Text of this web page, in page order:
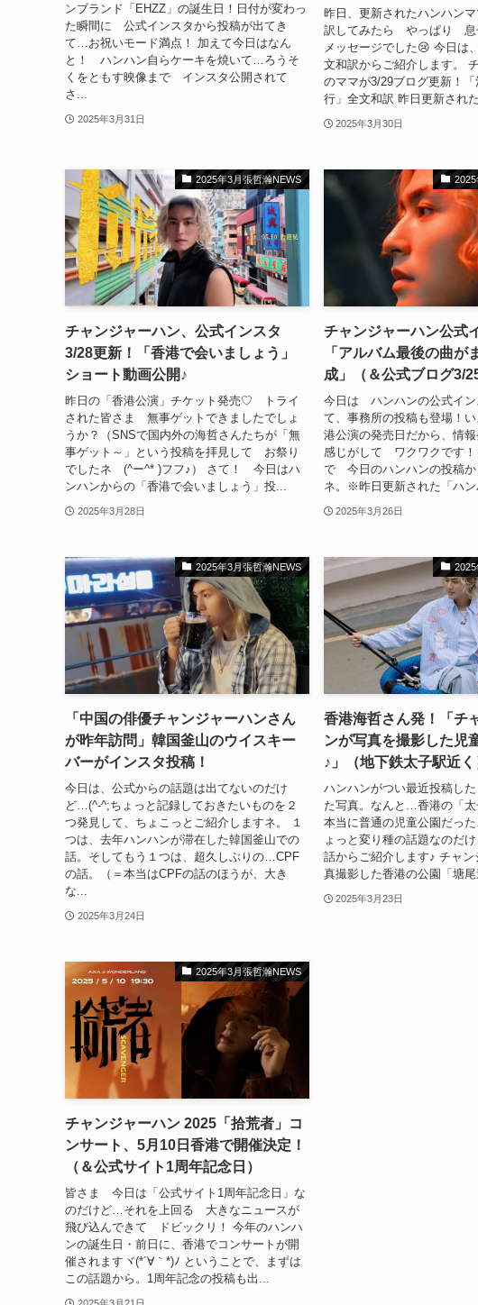
ンブランド「EHZZ」の誕生日！日付が変わっ
た瞬間に 公式インスタから投稿が出てき
て…お祝いモード満点！ 加えて今日はなん
と！ ハンハン自らケーキを焼いて…ろうそ
くをともす映像まで インスタ公開されて
さ...
2025年3月31日
昨日、更新されたハンハン
訳してみたら やっぱり 息
メッセージでした😢 今日は
文和訳からご紹介します。
のママが3/29ブログ更新！
行」全文和訳 昨日更新された
2025年3月30日
2025年3月張哲瀚NEWS
チャンジャーハン、公式インスタ
3/28更新！「香港で会いましょう」
ショート動画公開♪
昨日の「香港公演」チケット発売♡ トライ
された皆さま 無事ゲットできましたでしょ
うか？（SNSで国内外の海哲さんたちが「無
事ゲット～」という投稿を拝見して お祭り
でしたネ (^ー^* )フフ♪） さて！ 今日はハ
ンハンからの「香港で会いましょう」投...
2025年3月28日
チャンジャーハン公式
「アルバム最後の曲が
成」（＆公式ブログ3/
今日は ハンハンの公式イン
て、事務所の投稿も登場！
港公演の発売日だから、情
感じがして ワクワクです！
で 今日のハンハンの投稿か
ネ。※昨日更新された「ハン
2025年3月26日
2025年3月張哲瀚NEWS
「中国の俳優チャンジャーハンさん
が昨年訪問」韓国釜山のウイスキー
バーがインスタ投稿！
今日は、公式からの話題は出てないのだけ
ど…(^-^;ちょっと記録しておきたいものを２
つ発見して、ちょこっとご紹介しますネ。 １
つは、去年ハンハンが滞在した韓国釜山での
話。そしてもう１つは、超久しぶりの…CPF
の話。（＝本当はCPFの話のほうが、大き
な...
2025年3月24日
香港海哲さん発！「チ
ンが写真を撮影した児
♪」（地下鉄太子駅近く
ハンハンがつい最近投稿し
た写真。なんと…香港の「
本当に普通の児童公園だっ
ょっと変り種の話題なのだ
話からご紹介します♪ チャン
真撮影した香港の公園「塘尾
2025年3月23日
2025年3月張哲瀚NEWS
チャンジャーハン 2025「拾荒者」コ
ンサート、5月10日香港で開催決定！
（＆公式サイト1周年記念日）
皆さま 今日は「公式サイト1周年記念日」な
のだけど…それを上回る 大きなニュースが
飛び込んできて ドビックリ！ 今年のハンハ
ンの誕生日・前日に、香港でコンサートが開
催されますヾ(*´∀｀*)ﾉ ということで、まずは
この話題から。1周年記念の投稿も出...